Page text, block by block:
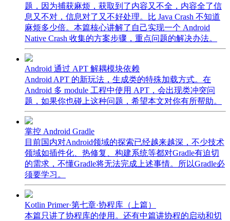
题，因为捕获麻烦，获取到了内容又不全，内容全了信
息又不对，信息对了又不好处理。比 Java Crash 不知道
麻烦多少倍。本篇核心讲解了自己实现一个 Android
Native Crash 收集的方案步骤，重点问题的解决办法。
Android 通过 APT 解耦模块依赖
Android APT 的新玩法，生成类的特殊加载方式。在
Android 多 module 工程中使用 APT，会出现类冲突问
题，如果你也碰上这种问题，希望本文对你有所帮助。
掌控 Android Gradle
目前国内对Android领域的探索已经越来越深，不少技术
领域如插件化、热修复、构建系统等都对Gradle有迫切
的需求，不懂Gradle将无法完成上述事情。所以Gradle必
须要学习。
Kotlin Primer·第七章·协程库（上篇）
本篇只讲了协程库的使用。还有中篇讲协程的启动和切